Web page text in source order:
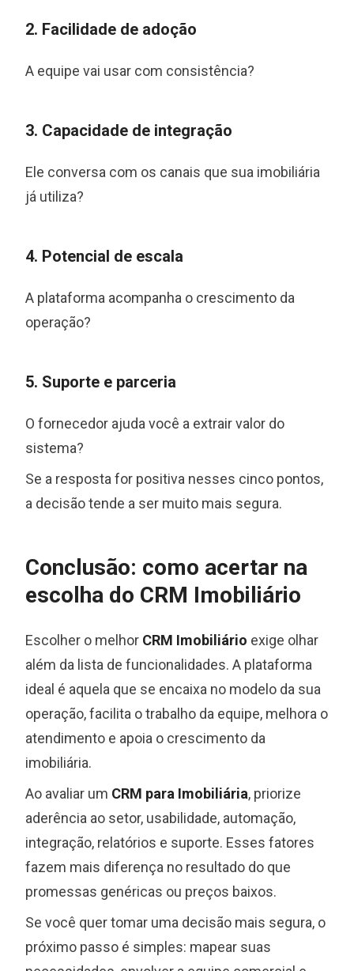
2. Facilidade de adoção
A equipe vai usar com consistência?
3. Capacidade de integração
Ele conversa com os canais que sua imobiliária
já utiliza?
4. Potencial de escala
A plataforma acompanha o crescimento da
operação?
5. Suporte e parceria
O fornecedor ajuda você a extrair valor do
sistema?
Se a resposta for positiva nesses cinco pontos,
a decisão tende a ser muito mais segura.
Conclusão: como acertar na
escolha do CRM Imobiliário
Escolher o melhor CRM Imobiliário exige olhar
além da lista de funcionalidades. A plataforma
ideal é aquela que se encaixa no modelo da sua
operação, facilita o trabalho da equipe, melhora o
atendimento e apoia o crescimento da
imobiliária.
Ao avaliar um CRM para Imobiliária, priorize
aderência ao setor, usabilidade, automação,
integração, relatórios e suporte. Esses fatores
fazem mais diferença no resultado do que
promessas genéricas ou preços baixos.
Se você quer tomar uma decisão mais segura, o
próximo passo é simples: mapear suas